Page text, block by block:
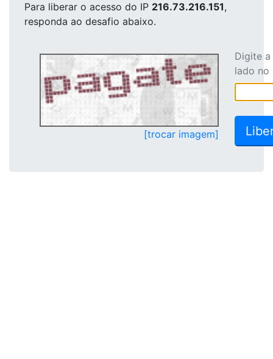
Para liberar o acesso do IP 216.73.216.151,
responda ao desafio abaixo.
[trocar imagem]
Digite
lado no